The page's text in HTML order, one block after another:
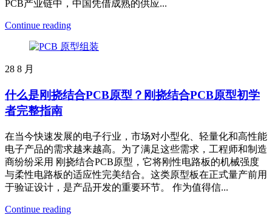
PCB产业链中，中国凭借成熟的供应...
Continue reading
28 8 月
什么是刚挠结合PCB原型？刚挠结合PCB原型初学
者完整指南
在当今快速发展的电子行业，市场对小型化、轻量化和高性能
电子产品的需求越来越高。为了满足这些需求，工程师和制造
商纷纷采用 刚挠结合PCB原型，它将刚性电路板的机械强度
与柔性电路板的适应性完美结合。这类原型板在正式量产前用
于验证设计，是产品开发的重要环节。 作为值得信...
Continue reading